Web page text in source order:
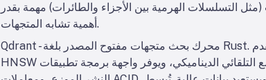
التسلسلات الهرمية بين الأجزاء والطائرات) مهمة بقدر
أهمية تشابه المتجهات.
Qdrant - محرك بحث متجهات مفتوح المصدر بلغة Rust. يقدم Qdrant فهرس ANN عالي الأداء مع تصفية غنية للبيانات الوصفية. يدعم فهارس
HNSW مع التوسع التلقائي الديناميكي، ويوفر واجهة برمجة تطبيقات HTTP. يُركز Qdrant بشكل خاص على التصفية الدقيقة والموثوقية - فهو يدعم